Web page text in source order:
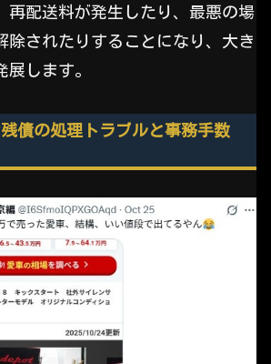
再配送料が発生したり、最悪の場
除されたりすることになり、大き
展します。
債の処理トラブルと事務手数